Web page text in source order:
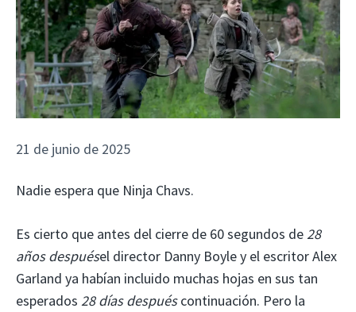
21 de junio de 2025
Nadie espera que Ninja Chavs.
Es cierto que antes del cierre de 60 segundos de28
años despuésel director Danny Boyle y el escritor Alex
Garland ya habían incluido muchas hojas en sus tan
esperados 28 días despuéscontinuación. Pero la